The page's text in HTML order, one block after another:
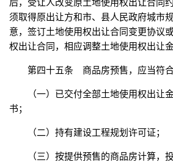
后，受让人改变原土地使用权出让合同
须取得原出让方和市、县人民政府城市
意，签订土地使用权出让合同变更协议
权出让合同，相应调整土地使用权出让金
第四十五条 商品房预售，应当符
（一）已交付全部土地使用权出让
书；
（二）持有建设工程规划许可证；
（三）按提供预售的商品房计算，